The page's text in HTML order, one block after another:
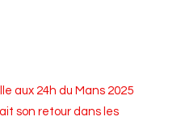
aux 24h du Mans 2025
son retour dans les